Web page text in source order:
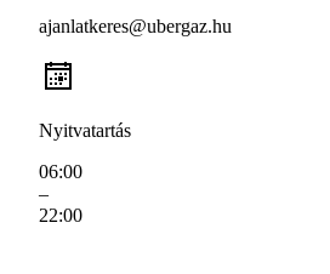
ajanlatkeres@ubergaz.hu
Nyitvatartás
06:00
–
22:00